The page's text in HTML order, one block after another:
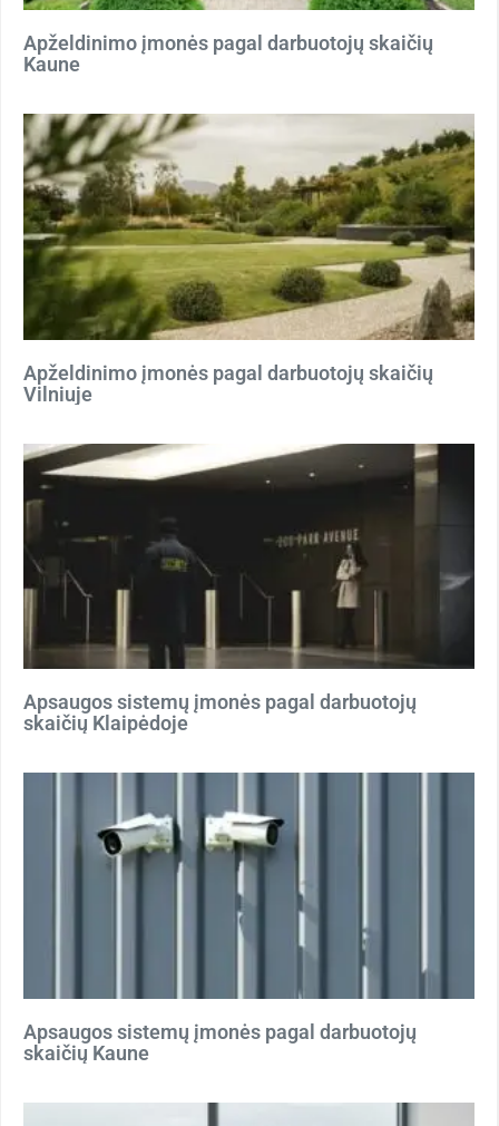
Apželdinimo įmonės pagal darbuotojų skaičių
Kaune
Apželdinimo įmonės pagal darbuotojų skaičių
Vilniuje
Apsaugos sistemų įmonės pagal darbuotojų
skaičių Klaipėdoje
Apsaugos sistemų įmonės pagal darbuotojų
skaičių Kaune